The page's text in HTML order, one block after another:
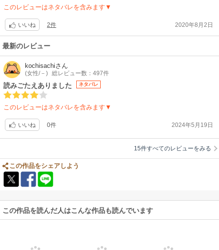
このレビューはネタバレを含みます▼
いいね 2件 2020年8月2日
最新のレビュー
kochisachiさん
(女性/－) 総レビュー数：497件
読みごたえありました ネタバレ
このレビューはネタバレを含みます▼
いいね 0件 2024年5月19日
15件すべてのレビューをみる
この作品をシェアしよう
この作品を読んだ人はこんな作品も読んでいます